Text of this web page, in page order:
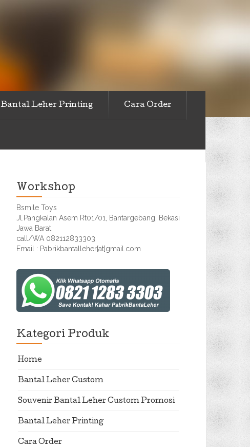
Bantal Leher Printing Cara Order
Workshop
Bsmile Toys
Jl.Pangkalan Asem Rt01/01, Bantargebang, Bekasi
Jawa Barat
call/WA 082112833303
Email : Pabrikbantalleher[at]gmail.com
Kategori Produk
Home
Bantal Leher Custom
Souvenir Bantal Leher Custom Promosi
Bantal Leher Printing
Cara Order